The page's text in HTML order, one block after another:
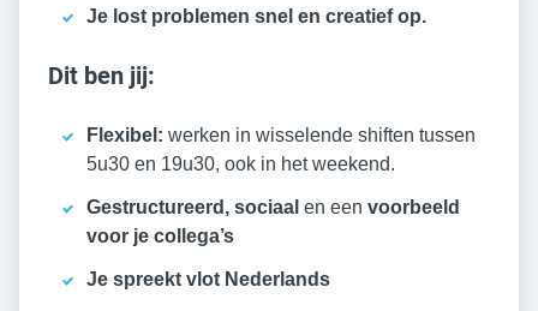
Je lost problemen snel en creatief op.
Dit ben jij:
Flexibel: werken in wisselende shiften tussen
5u30 en 19u30, ook in het weekend.
Gestructureerd, sociaal en een voorbeeld
voor je collega’s
Je spreekt vlot Nederlands